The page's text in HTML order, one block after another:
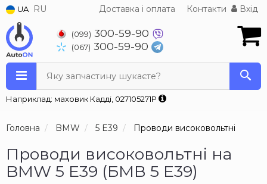
UA RU Доставка і оплата Контакти Вхід
(099) 300-59-90
(067) 300-59-90
Яку запчастину шукаєте?
Наприклад: маховик Кадді, 027105271P
Головна BMW 5 E39 Проводи високовольтні
Проводи високовольтні на
BMW 5 E39 (БМВ 5 Е39)